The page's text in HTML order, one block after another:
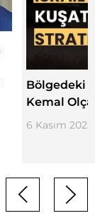
Bölgedeki
Kemal
6 Kasım 2023